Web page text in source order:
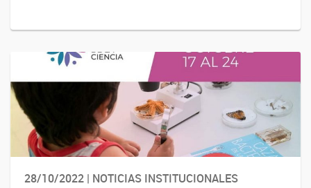
28/10/2022 | NOTICIAS INSTITUCIONALES